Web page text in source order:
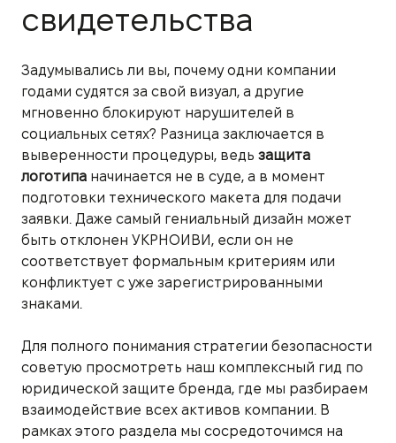
свидетельства
Задумывались ли вы, почему одни компании
годами судятся за свой визуал, а другие
мгновенно блокируют нарушителей в
социальных сетях? Разница заключается в
выверенности процедуры, ведь защита
логотипа начинается не в суде, а в момент
подготовки технического макета для подачи
заявки. Даже самый гениальный дизайн может
быть отклонен УКРНОИВИ, если он не
соответствует формальным критериям или
конфликтует с уже зарегистрированными
знаками.
Для полного понимания стратегии безопасности
советую просмотреть наш комплексный гид по
юридической защите бренда, где мы разбираем
взаимодействие всех активов компании. В
рамках этого раздела мы сосредоточимся на